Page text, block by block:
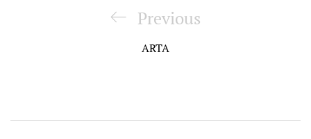
Previous
Previous
ARTA